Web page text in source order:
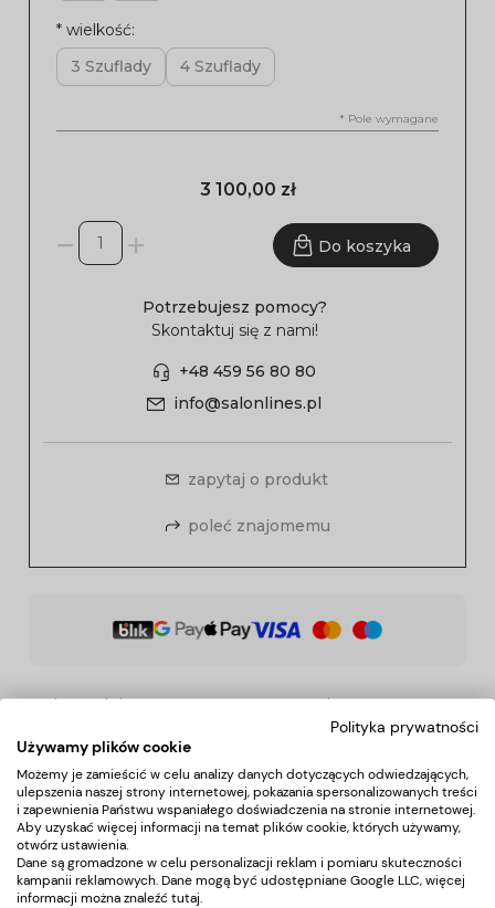
* wielkość:
3 Szuflady
4 Szuflady
* Pole wymagane
3 100,00 zł
Do koszyka
Potrzebujesz pomocy?
Skontaktuj się z nami!
+48 459 56 80 80
info@salonlines.pl
zapytaj o produkt
poleć znajomemu
Opis produktu Koszty dostawy
Opis
Biurko Moderno 2 z pochłaniaczem pyłu VENTO
PRO PLUS-drewniany blat połączony został z białym
kontenerem.
Polityka prywatności
Używamy plików cookie
Możemy je zamieścić w celu analizy danych dotyczących odwiedzających,
ulepszenia naszej strony internetowej, pokazania spersonalizowanych treści
i zapewnienia Państwu wspaniałego doświadczenia na stronie internetowej.
Aby uzyskać więcej informacji na temat plików cookie, których używamy,
otwórz ustawienia.
Dane są gromadzone w celu personalizacji reklam i pomiaru skuteczności
kampanii reklamowych. Dane mogą być udostępniane Google LLC, więcej
informacji można znaleźć tutaj.